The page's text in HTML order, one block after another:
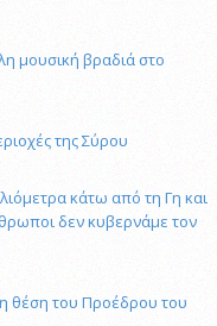
μουσική βραδιά στο
της Σύρου
κάτω από τη Γη και
δεν κυβερνάμε τον
θέση του Προέδρου του